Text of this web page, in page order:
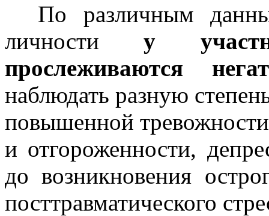
По различным
личностиу
прослеживаются
наблюдать разную
повышенной
и отгороженности,
до возникновения
посттравматического